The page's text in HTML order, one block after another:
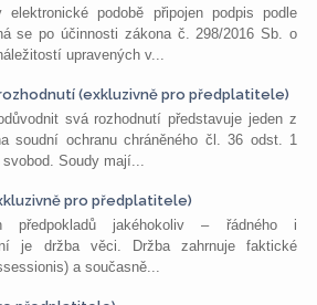
podobě připojen podpis podle
se po účinnosti zákona č. 298/2016 Sb. o
upravených v...
(exkluzivně pro předplatitele)
svá rozhodnutí představuje jeden z
soudní ochranu chráněného čl. 36 odst. 1
Soudy mají...
pro předplatitele)
předpokladů jakéhokoliv – řádného i
je držba věci. Držba zahrnuje faktické
a současně...